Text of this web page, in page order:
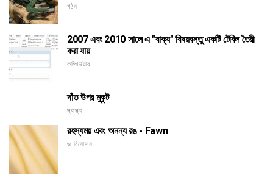
গঠন
2007 এবং 2010 সালে এ "বাক্য" বিষয়বস্তু একটি টেবিল তৈরী
করা যায়
কম্পিউটার
দাঁত উপর মুকুট
স্বাস্থ্য
রহস্যময় এবং অনন্য রঙ - Fawn
ও বিনোদন